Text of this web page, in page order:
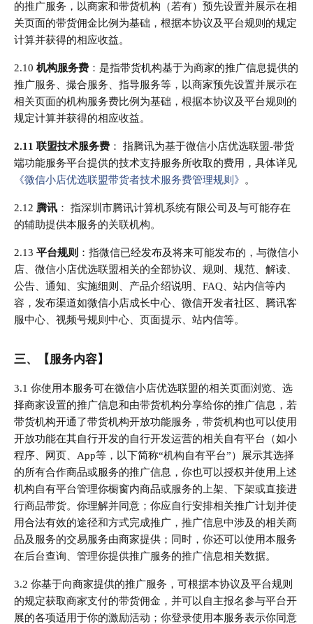
的推广服务，以商家和带货机构（若有）预先设置并展示在相
关页面的带货佣金比例为基础，根据本协议及平台规则的规定
计算并获得的相应收益。
2.10 机构服务费 ：是指带货机构基于为商家的推广信息提供的
推广服务、撮合服务、指导服务等，以商家预先设置并展示在
相关页面的机构服务费比例为基础，根据本协议及平台规则的
规定计算并获得的相应收益。
2.11 联盟技术服务费 ： 指腾讯为基于微信小店优选联盟-带货
端功能服务平台提供的技术支持服务所收取的费用，具体详见
《微信小店优选联盟带货者技术服务费管理规则》
。
2.12 腾讯 ： 指深圳市腾讯计算机系统有限公司及与可能存在
的辅助提供本服务的关联机构。
2.13 平台规则 ：指微信已经发布及将来可能发布的，与微信小
店、微信小店优选联盟相关的全部协议、规则、规范、解读、
公告、通知、实施细则、产品介绍说明、FAQ、站内信等内
容，发布渠道如微信小店成长中心、微信开发者社区、腾讯客
服中心、视频号规则中心、页面提示、站内信等。
三、【服务内容】
3.1 你使用本服务可在微信小店优选联盟的相关页面浏览、选
择商家设置的推广信息和由带货机构分享给你的推广信息，若
带货机构开通了带货机构开放功能服务，带货机构也可以使用
开放功能在其自行开发的自行开发运营的相关自有平台（如小
程序、网页、App等，以下简称“机构自有平台”）展示其选择
的所有合作商品或服务的推广信息，你也可以授权并使用上述
机构自有平台管理你橱窗内商品或服务的上架、下架或直接进
行商品带货。你理解并同意；你应自行安排相关推广计划并使
用合法有效的途径和方式完成推广，推广信息中涉及的相关商
品及服务的交易服务由商家提供；同时，你还可以使用本服务
在后台查询、管理你提供推广服务的推广信息相关数据。
3.2 你基于向商家提供的推广服务，可根据本协议及平台规则
的规定获取商家支付的带货佣金，并可以自主报名参与平台开
展的各项适用于你的激励活动；你登录使用本服务表示你同意